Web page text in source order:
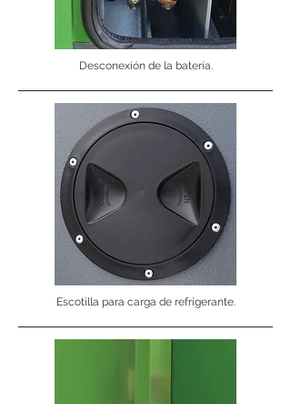
Desconexión de la batería.
Escotilla para carga de refrigerante.